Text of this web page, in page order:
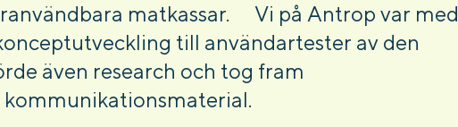
matkassar. Vi på Antrop var med
till användartester av den
även research och tog fram